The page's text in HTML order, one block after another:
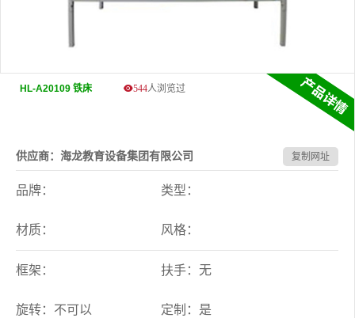
HL-A20109 铁床 544人浏览过
供应商：海龙教育设备集团有限公司 复制网址
品牌： 类型：
材质： 风格：
框架： 扶手：无
旋转：不可以 定制：是